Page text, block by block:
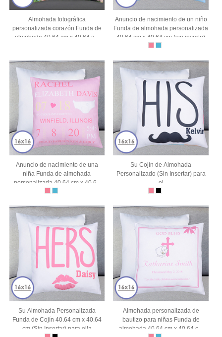
Almohada fotográfica
personalizada corazón Funda de
almohada 40.64 cm x 40.64 cm
Anuncio de nacimiento de un niño
Funda de almohada personalizada
40.64 cm x 40.64 cm (sin inserto)
Anuncio de nacimiento de una
niña Funda de almohada
personalizada 40.64 cm x 40.64
cm (sin inserto)
Su Cojín de Almohada
Personalizado (Sin Insertar) para
el
Su Almohada Personalizada
Funda de Cojín 40.64 cm x 40.64
cm (Sin Insertar) para ella
Almohada personalizada de
bautizo para niñas Funda de
almohada 40.64 cm x 40.64 cm